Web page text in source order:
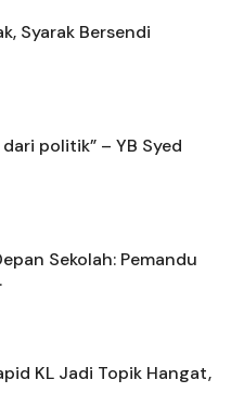
Syarak Bersendi
politik” – YB Syed
Sekolah: Pemandu
KL Jadi Topik Hangat,